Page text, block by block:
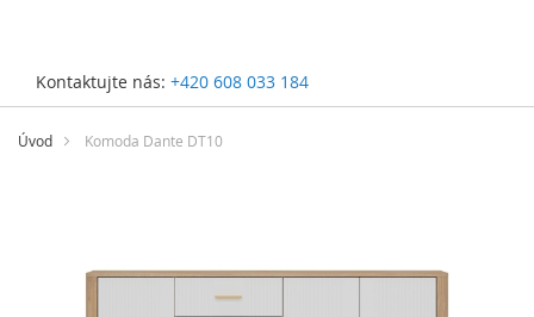
Kontaktujte nás: +420 608 033 184
Přejít
obsah
Úvod Komoda Dante DT10